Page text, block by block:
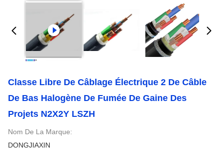
Classe Libre De Câblage Électrique 2 De Câble
De Bas Halogène De Fumée De Gaine Des
Projets N2X2Y LSZH
Nom De La Marque:
DONGJIAXIN